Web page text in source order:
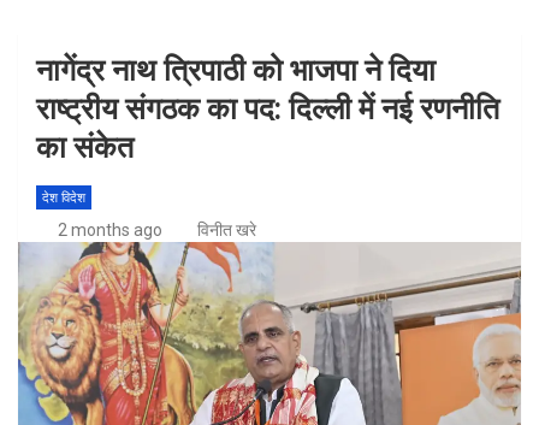
नागेंद्र नाथ त्रिपाठी को भाजपा ने दिया
राष्ट्रीय संगठक का पद: दिल्ली में नई रणनीति
का संकेत
देश विदेश
2 months ago विनीत खरे